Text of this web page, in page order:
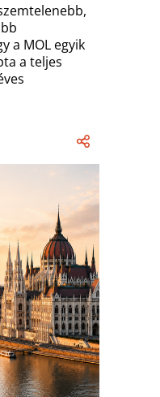
a MOL egyik
a teljes